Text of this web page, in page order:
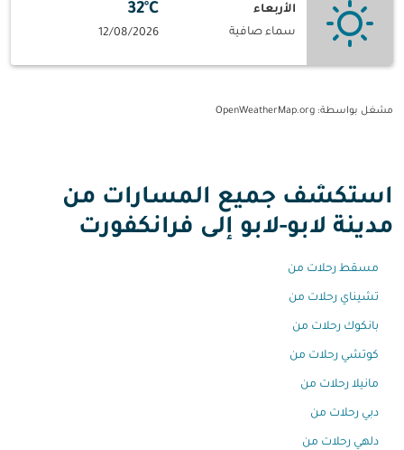
الأربعاء
سماء صافية
32°C
12/08/2026
مشغل بواسطة: OpenWeatherMap.org
استكشف جميع المسارات من
مدينة لابو-لابو إلى فرانكفورت
مسقط رحلات من
تشيناي رحلات من
بانكوك رحلات من
كوتشي رحلات من
مانيلا رحلات من
دبي رحلات من
دلهي رحلات من